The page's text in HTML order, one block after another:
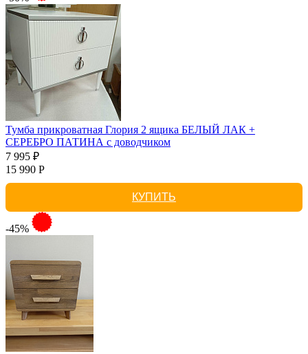
Тумба прикроватная Глория 2 ящика БЕЛЫЙ ЛАК +
СЕРЕБРО ПАТИНА с доводчиком
7 995 ₽
15 990 Р
КУПИТЬ
-45%